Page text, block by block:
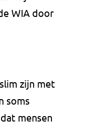
WIA door
zijn met
soms
mensen